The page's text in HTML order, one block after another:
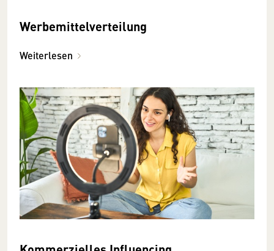
Werbemittelverteilung
Weiterlesen